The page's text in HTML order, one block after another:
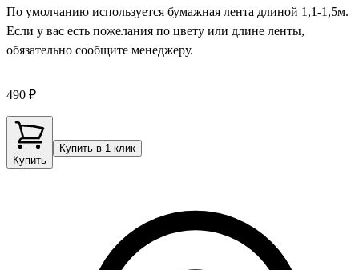
По умолчанию используется бумажная лента длиной 1,1-1,5м.
Если у вас есть пожелания по цвету или длине ленты,
обязательно сообщите менеджеру.
490 ₽
Купить
Купить в 1 клик